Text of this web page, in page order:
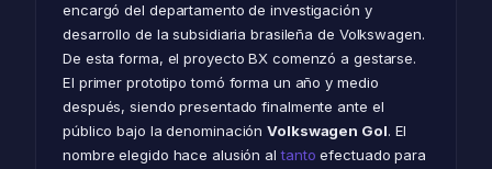
encargó del departamento de investigación y
desarrollo de la subsidiaria brasileña de Volkswagen.
De esta forma, el proyecto BX comenzó a gestarse.
El primer prototipo tomó forma un año y medio
después, siendo presentado finalmente ante el
público bajo la denominaciónVolkswagen Gol. El
nombre elegido hace alusión altanto efectuado para